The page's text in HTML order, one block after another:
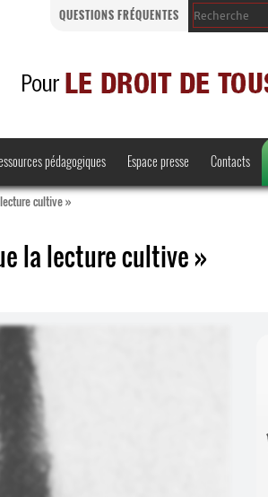
QUESTIONS FRÉQUENTES
pédagogiques Espace presse Contacts
cultive »
la lecture cultive »